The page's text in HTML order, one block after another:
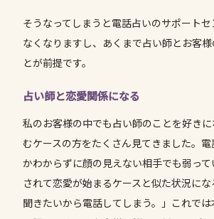
そうなってしまうと電話占いのサポート
なくなりますし、あくまで占い師とお客
とが前提です。
占い師と恋愛関係になる
私のお客様の中でも占い師のことを好き
むケースの方をたくさん見てきました。
かわからずに顔の見えない相手でも弱って
されて恋愛が始まるケースと似た状況に
聞きたいから電話してしまう。」これで